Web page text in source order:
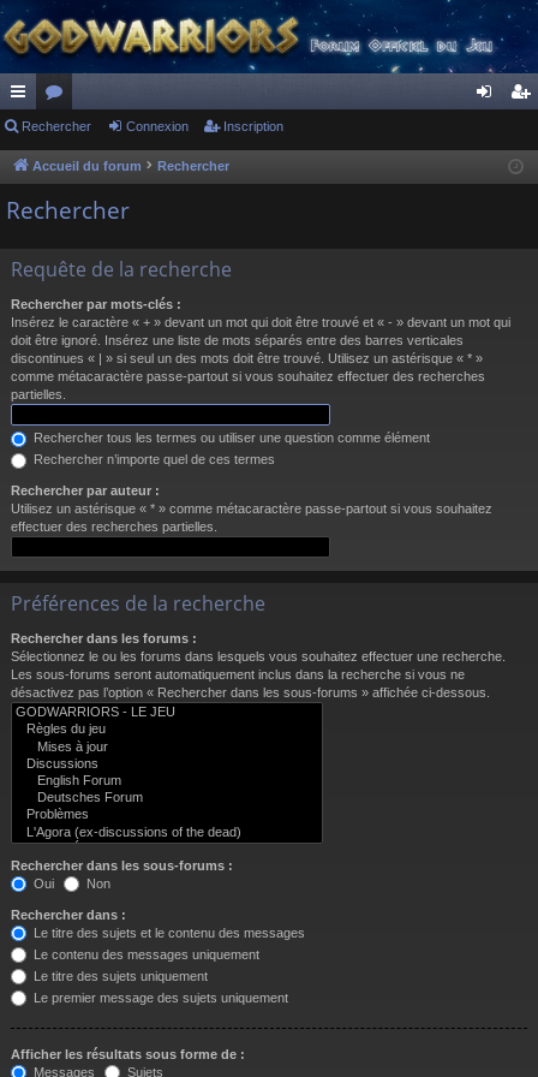
ac
co
ur
s
or
u
m
cri
Rechercher Connexion Inscription
Accueil du forum Rechercher
Rechercher
Requête de la recherche
Rechercher par mots-clés :
Insérez le caractère « + » devant un mot qui doit être trouvé et « - » devant un mot qui
doit être ignoré. Insérez une liste de mots séparés entre des barres verticales
discontinues « | » si seul un des mots doit être trouvé. Utilisez un astérisque « * »
comme métacaractère passe-partout si vous souhaitez effectuer des recherches
partielles.
Rechercher tous les termes ou utiliser une question comme élément
Rechercher n’importe quel de ces termes
Rechercher par auteur :
Utilisez un astérisque « * » comme métacaractère passe-partout si vous souhaitez
effectuer des recherches partielles.
Préférences de la recherche
Rechercher dans les forums :
Sélectionnez le ou les forums dans lesquels vous souhaitez effectuer une recherche.
Les sous-forums seront automatiquement inclus dans la recherche si vous ne
désactivez pas l’option « Rechercher dans les sous-forums » affichée ci-dessous.
Rechercher dans les sous-forums :
Oui
Non
Rechercher dans :
Le titre des sujets et le contenu des messages
Le contenu des messages uniquement
Le titre des sujets uniquement
Le premier message des sujets uniquement
Afficher les résultats sous forme de :
Messages
Sujets